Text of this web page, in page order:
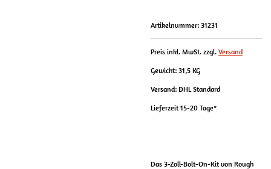
Artikelnummer: 31231
Preis inkl. MwSt. zzgl. Versand
Gewicht: 31,5 KG
Versand: DHL Standard
Lieferzeit 15-20 Tage*
Das 3-Zoll-Bolt-On-Kit von Rough